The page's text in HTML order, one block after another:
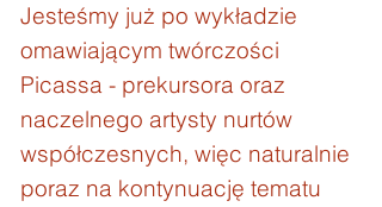
Jesteśmy już po wykładzie
omawiającym twórczości
Picassa - prekursora oraz
naczelnego artysty nurtów
współczesnych, więc naturalnie
poraz na kontynuację tematu